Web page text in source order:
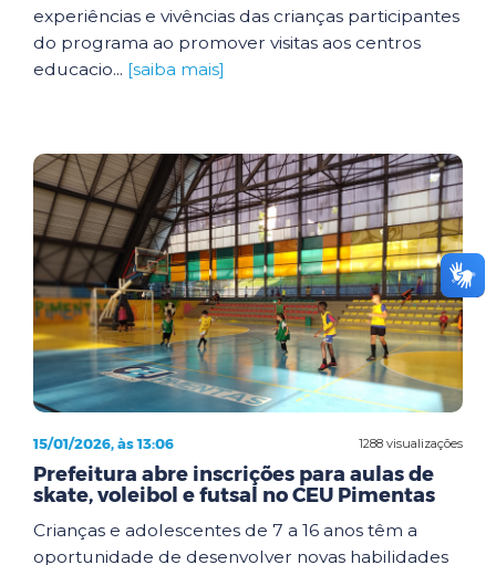
experiências e vivências das crianças participantes
do programa ao promover visitas aos centros
educacio... [saiba mais]
1288 visualizações
15/01/2026, às 13:06
Prefeitura abre inscrições para aulas de
skate, voleibol e futsal no CEU Pimentas
Crianças e adolescentes de 7 a 16 anos têm a
oportunidade de desenvolver novas habilidades